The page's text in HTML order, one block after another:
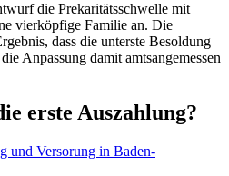
die Prekaritätsschwelle mit
vierköpfige Familie an. Die
dass die unterste Besoldung
Anpassung damit amtsangemessen
erste Auszahlung?
und Versorung in Baden-